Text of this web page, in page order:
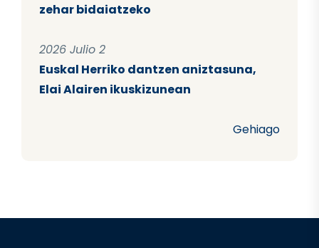
zehar bidaiatzeko
2026 Julio 2
Euskal Herriko dantzen aniztasuna,
Elai Alairen ikuskizunean
Gehiago